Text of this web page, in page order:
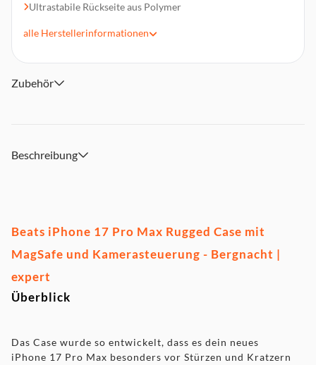
Ultrastabile Rückseite aus Polymer
Kompatibel mit MagSafe und Kamerasteuerung
alle Herstellerinformationen
Zubehör
Beschreibung
Beats iPhone 17 Pro Max Rugged Case mit
MagSafe und Kamerasteuerung - Bergnacht |
expert
Überblick
Das Case wurde so entwickelt, dass es dein neues
iPhone 17 Pro Max besonders vor Stürzen und Kratzern